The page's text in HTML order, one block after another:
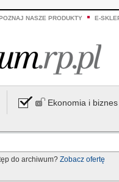
NASZE PRODUKTY E-
Ekonomia i biznes
do archiwum? Zobacz ofertę